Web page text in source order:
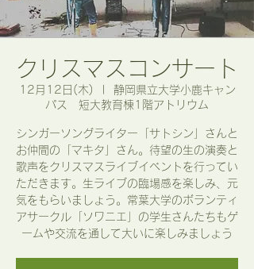
クリスマスコンサート
12月12日(木)
静岡県立大学小鹿キャン
パス 短大教育棟1階アトリウム
シンガーソングライター「サトシン」さんと
お仲間の「マキタ」さん。待望の生の演奏と
歌声をクリスマスライブイベントを行ってい
ただきます。生ライブの臨場感を楽しみ、元
気をもらいましょう。常葉大学のボランティ
アサークル「ソワニエ」の学生さんたちもゲ
ームや交流を通して大いに楽しみましょう